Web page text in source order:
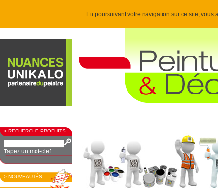
En poursuivant votre navigation sur ce site,
> RECHERCHE PRODUITS
Tapez un mot-clef
> NOUVEAUTÉS